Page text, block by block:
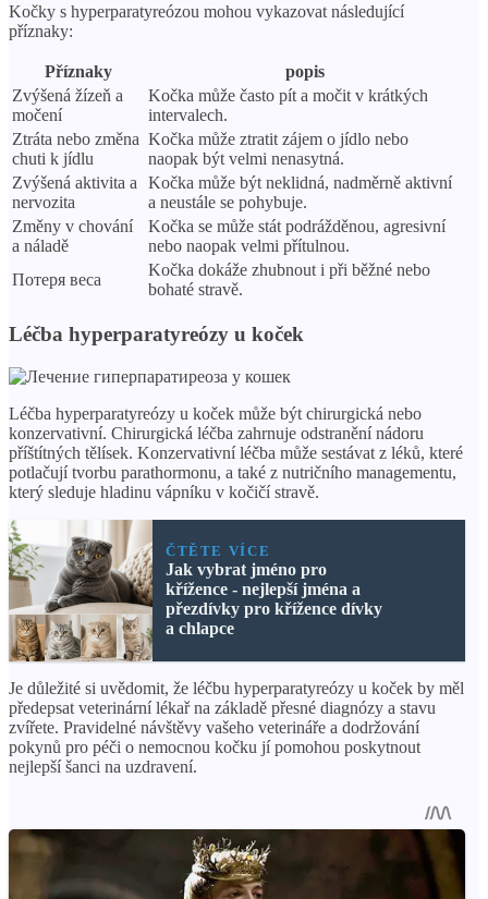
Kočky s hyperparatyreózou mohou vykazovat následující
příznaky:
Příznaky
popis
Zvýšená žízeň a
močení
Kočka může často pít a močit v krátkých
intervalech.
Ztráta nebo změna
chuti k jídlu
Kočka může ztratit zájem o jídlo nebo
naopak být velmi nenasytná.
Zvýšená aktivita a
nervozita
Kočka může být neklidná, nadměrně aktivní
a neustále se pohybuje.
Změny v chování
a náladě
Kočka se může stát podrážděnou, agresivní
nebo naopak velmi přítulnou.
Потеря веса
Kočka dokáže zhubnout i při běžné nebo
bohaté stravě.
Léčba hyperparatyreózy u koček
Léčba hyperparatyreózy u koček může být chirurgická nebo
konzervativní. Chirurgická léčba zahrnuje odstranění nádoru
příštítných tělísek. Konzervativní léčba může sestávat z léků, které
potlačují tvorbu parathormonu, a také z nutričního managementu,
který sleduje hladinu vápníku v kočičí stravě.
ČTĚTE VÍCE
Jak vybrat jméno pro
křížence - nejlepší jména a
přezdívky pro křížence dívky
a chlapce
Je důležité si uvědomit, že léčbu hyperparatyreózy u koček by měl
předepsat veterinární lékař na základě přesné diagnózy a stavu
zvířete. Pravidelné návštěvy vašeho veterináře a dodržování
pokynů pro péči o nemocnou kočku jí pomohou poskytnout
nejlepší šanci na uzdravení.